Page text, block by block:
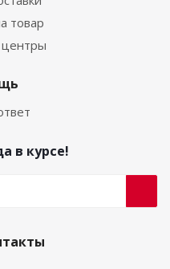
товар
в курсе!